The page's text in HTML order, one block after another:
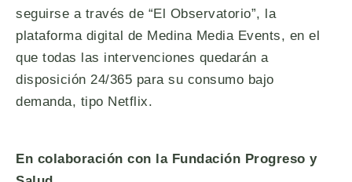
seguirse a través de “El Observatorio”, la
plataforma digital de Medina Media Events, en el
que todas las intervenciones quedarán a
disposición 24/365 para su consumo bajo
demanda, tipo Netflix.
En colaboración con la Fundación Progreso y